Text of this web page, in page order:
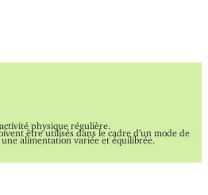
physique régulière.
être utilisés dans le cadre d’un mode de
alimentation variée et équilibrée.